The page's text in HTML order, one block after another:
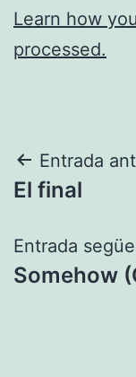
Learn how
processed.
Entrada
El final
Entrada
Somehow